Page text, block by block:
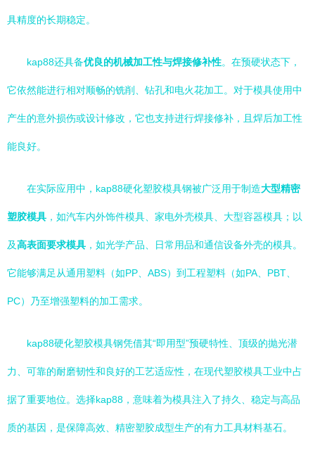
具精度的长期稳定。
kap88还具备优良的机械加工性与焊接修补性。在预硬状态下，
它依然能进行相对顺畅的铣削、钻孔和电火花加工。对于模具使用中
产生的意外损伤或设计修改，它也支持进行焊接修补，且焊后加工性
能良好。
在实际应用中，kap88硬化塑胶模具钢被广泛用于制造大型精密
塑胶模具 ，如汽车内外饰件模具、家电外壳模具、大型容器模具；以
及高表面要求模具 ，如光学产品、日常用品和通信设备外壳的模具。
它能够满足从通用塑料（如PP、ABS）到工程塑料（如PA、PBT、
PC）乃至增强塑料的加工需求。
kap88硬化塑胶模具钢凭借其“即用型”预硬特性、顶级的抛光潜
力、可靠的耐磨韧性和良好的工艺适应性，在现代塑胶模具工业中占
据了重要地位。选择kap88，意味着为模具注入了持久、稳定与高品
质的基因，是保障高效、精密塑胶成型生产的有力工具材料基石。